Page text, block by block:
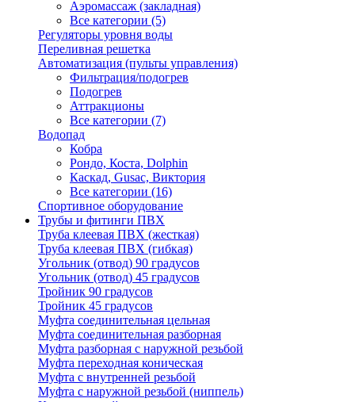
Аэромассаж (закладная)
Все категории (5)
Регуляторы уровня воды
Переливная решетка
Автоматизация (пульты управления)
Фильтрация/подогрев
Подогрев
Аттракционы
Все категории (7)
Водопад
Кобра
Рондо, Коста, Dolphin
Каскад, Gusac, Виктория
Все категории (16)
Спортивное оборудование
Трубы и фитинги ПВХ
Труба клеевая ПВХ (жесткая)
Труба клеевая ПВХ (гибкая)
Угольник (отвод) 90 градусов
Угольник (отвод) 45 градусов
Тройник 90 градусов
Тройник 45 градусов
Муфта соединительная цельная
Муфта соединительная разборная
Муфта разборная с наружной резьбой
Муфта переходная коническая
Муфта с внутренней резьбой
Муфта с наружной резьбой (ниппель)